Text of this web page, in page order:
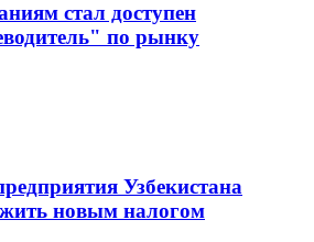
стал доступен
по рынку
Узбекистана
новым налогом